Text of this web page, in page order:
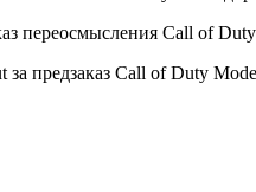
переосмысления Call of
предзаказ Call of Duty